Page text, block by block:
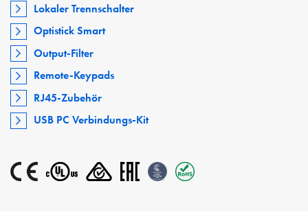
Lokaler Trennschalter
Optistick Smart
Output-Filter
Remote-Keypads
RJ45-Zubehör
USB PC Verbindungs-Kit